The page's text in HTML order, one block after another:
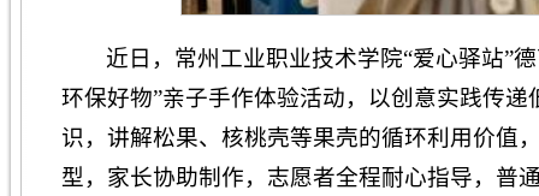
近日，常州工业职业技术学院“爱心驿站”
环保好物”亲子手作体验活动，以创意实践传
识，讲解松果、核桃壳等果壳的循环利用价值
型，家长协助制作，志愿者全程耐心指导，普